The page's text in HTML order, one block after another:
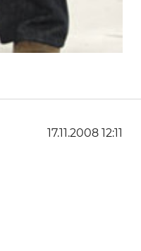
17.11.2008 12:11